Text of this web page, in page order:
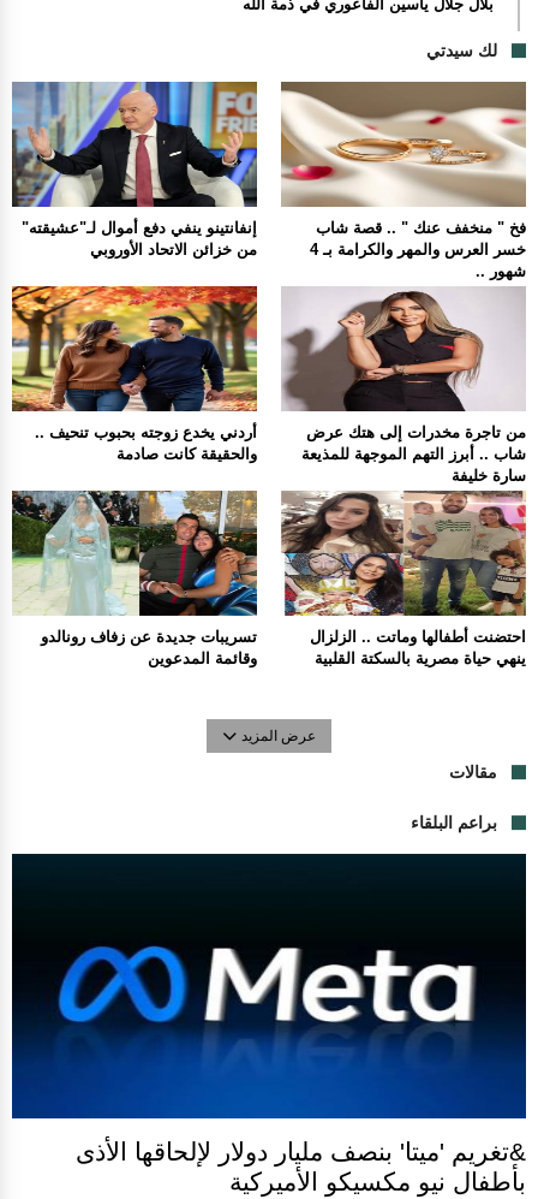
بلال جلال ياسين الفاعوري في ذمة الله
لك سيدتي
إنفانتينو ينفي دفع أموال لـ"عشيقته"
من خزائن الاتحاد الأوروبي
فخ " منخفف عنك " .. قصة شاب
خسر العرس والمهر والكرامة بـ 4
شهور ..
أردني يخدع زوجته بحبوب تنحيف ..
والحقيقة كانت صادمة
من تاجرة مخدرات إلى هتك عرض
شاب .. أبرز التهم الموجهة للمذيعة
سارة خليفة
تسريبات جديدة عن زفاف رونالدو
وقائمة المدعوين
احتضنت أطفالها وماتت .. الزلزال
ينهي حياة مصرية بالسكتة القلبية
عرض المزيد
مقالات
براعم البلقاء
&تغريم 'ميتا' بنصف مليار دولار لإلحاقها الأذى
بأطفال نيو مكسيكو الأميركية